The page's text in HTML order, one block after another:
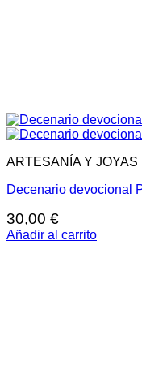
ARTESANÍA Y JOYAS
Decenario devocional
30,00 €
Añadir al carrito